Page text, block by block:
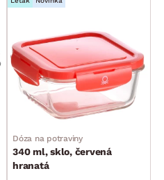
Dóza na potraviny
340 ml, sklo, červená
hranatá